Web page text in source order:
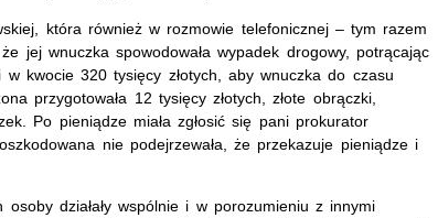
która również w rozmowie telefonicznej – tym razem
jej wnuczka spowodowała wypadek drogowy, potrącając
kwocie 320 tysięcy złotych, aby wnuczka do czasu
przygotowała 12 tysięcy złotych, złote obrączki,
Po pieniądze miała zgłosić się pani prokurator
nie podejrzewała, że przekazuje pieniądze i
działały wspólnie i w porozumieniu z innymi